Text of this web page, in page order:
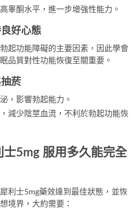
睾酮水平，進一步增強性能力。
好心態
起功能障礙的主要因素，因此學會
品質對性功能恢復至關重要。
菸
，影響勃起能力。
減少陰莖血流，不利於勃起功能恢
士5mg 服用多久能完全
犀利士5mg藥效達到最佳狀態，並恢
境界，大約需要：